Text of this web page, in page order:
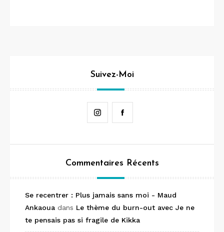
Suivez-Moi
Instagram
Commentaires Récents
Se recentrer : Plus jamais sans moi - Maud
Ankaoua dans Le thème du burn-out avec Je ne
te pensais pas si fragile de Kikka